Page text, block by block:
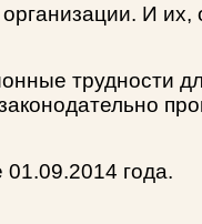
И
трудности
01.09.2014 года.